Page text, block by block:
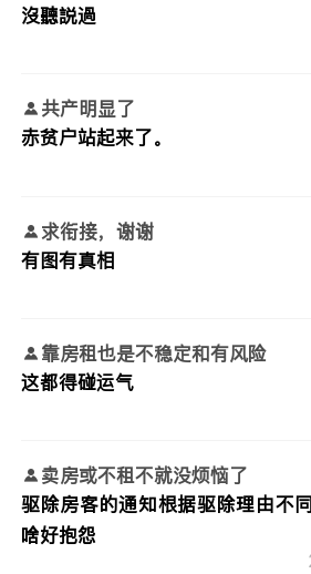
沒聽説過
共产明显了
赤贫户站起来了。
求衔接，谢谢
有图有真相
靠房租也是不稳定和有风险
这都得碰运气
卖房或不租不就没烦恼了
驱除房客的通知根据驱除理由不
啥好抱怨